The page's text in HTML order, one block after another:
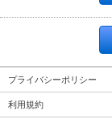
プライバシーポリシー
利用規約